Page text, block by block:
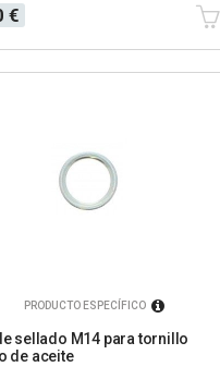
€
PRODUCTO ESPECÍFICO
sellado M14 para tornillo
de aceite